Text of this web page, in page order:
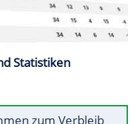
Statistiken
zum Verbleib